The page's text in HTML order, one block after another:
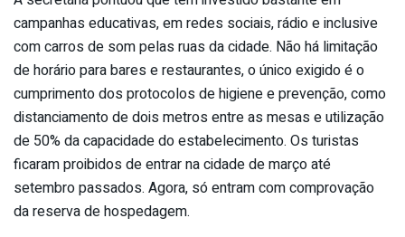
campanhas educativas, em redes sociais, rádio e inclusive
com carros de som pelas ruas da cidade. Não há limitação
de horário para bares e restaurantes, o único exigido é o
cumprimento dos protocolos de higiene e prevenção, como
distanciamento de dois metros entre as mesas e utilização
de 50% da capacidade do estabelecimento. Os turistas
ficaram proibidos de entrar na cidade de março até
setembro passados. Agora, só entram com comprovação
da reserva de hospedagem.